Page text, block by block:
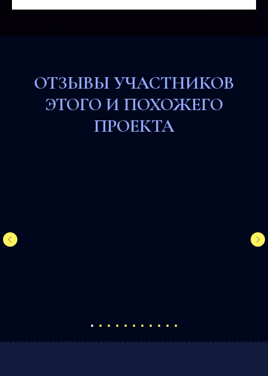
ОТЗЫВЫ УЧАСТНИКОВ
ЭТОГО И ПОХОЖЕГО
ПРОЕКТА